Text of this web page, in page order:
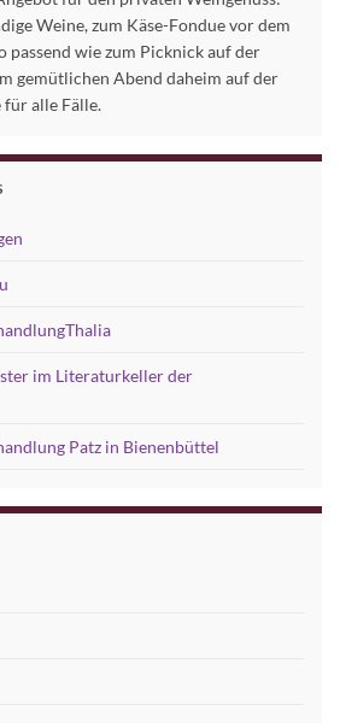
Weine, zum Käse-Fondue vor dem
passend wie zum Picknick auf der
gemütlichen Abend daheim auf der
für alle Fälle.
im Literaturkeller der
Patz in Bienenbüttel